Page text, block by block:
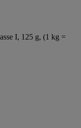
I, 125 g, (1 kg =